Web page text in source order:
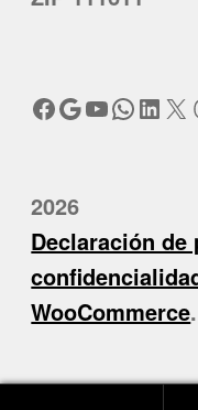
Facebook
Google
YouTube
X
2026
Declaración
WooCommerce.